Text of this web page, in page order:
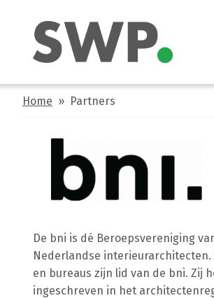
Home » Partners
De bni is dé Beroepsvereniging
Nederlandse
en bureaus zijn lid van de bni. Zij
ingeschreven in het